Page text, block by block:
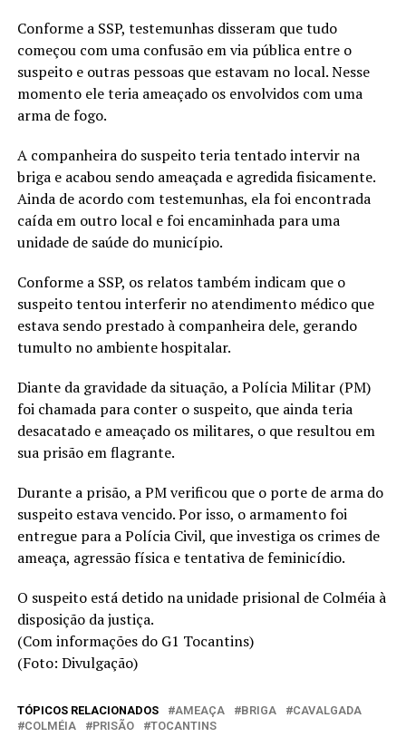
Conforme a SSP, testemunhas disseram que tudo
começou com uma confusão em via pública entre o
suspeito e outras pessoas que estavam no local. Nesse
momento ele teria ameaçado os envolvidos com uma
arma de fogo.
A companheira do suspeito teria tentado intervir na
briga e acabou sendo ameaçada e agredida fisicamente.
Ainda de acordo com testemunhas, ela foi encontrada
caída em outro local e foi encaminhada para uma
unidade de saúde do município.
Conforme a SSP, os relatos também indicam que o
suspeito tentou interferir no atendimento médico que
estava sendo prestado à companheira dele, gerando
tumulto no ambiente hospitalar.
Diante da gravidade da situação, a Polícia Militar (PM)
foi chamada para conter o suspeito, que ainda teria
desacatado e ameaçado os militares, o que resultou em
sua prisão em flagrante.
Durante a prisão, a PM verificou que o porte de arma do
suspeito estava vencido. Por isso, o armamento foi
entregue para a Polícia Civil, que investiga os crimes de
ameaça, agressão física e tentativa de feminicídio.
O suspeito está detido na unidade prisional de Colméia à
disposição da justiça.
(Com informações do G1 Tocantins)
(Foto: Divulgação)
TÓPICOS RELACIONADOS AMEAÇA BRIGA
CAVALGADA
COLMÉIA
PRISÃO TOCANTINS